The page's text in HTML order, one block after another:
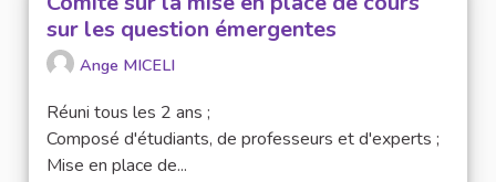
sur les question émergentes
Ange MICELI
Réuni tous les 2 ans ;
Composé d'étudiants, de professeurs et d'experts ;
Mise en place de...